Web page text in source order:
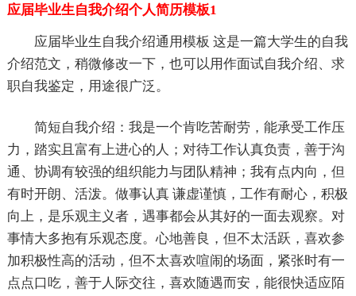
应届毕业生自我介绍个人简历模板1
应届毕业生自我介绍通用模板 这是一篇大学生的自我
介绍范文，稍微修改一下，也可以用作面试自我介绍、求
职自我鉴定，用途很广泛。
简短自我介绍：我是一个肯吃苦耐劳，能承受工作压
力，踏实且富有上进心的人；对待工作认真负责，善于沟
通、协调有较强的组织能力与团队精神；我有点内向，但
有时开朗、活泼。做事认真 谦虚谨慎，工作有耐心，积极
向上，是乐观主义者，遇事都会从其好的一面去观察。对
事情大多抱有乐观态度。心地善良，但不太活跃，喜欢参
加积极性高的活动，但不太喜欢喧闹的场面，紧张时有一
点点口吃，善于人际交往，喜欢随遇而安，能很快适应陌